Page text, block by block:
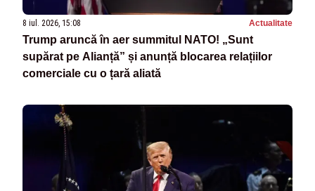
8 iul. 2026, 15:08 Actualitate
Trump aruncă în aer summitul NATO! „Sunt
supărat pe Alianță” și anunță blocarea relațiilor
comerciale cu o țară aliată